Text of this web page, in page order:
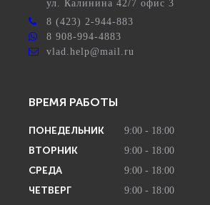
ул. Калинина 42/7 офис 3
8 (423) 2-944-883
8 908-994-4883
vlad.help@mail.ru
ВРЕМЯ РАБОТЫ
ПОНЕДЕЛЬНИК 9:00 - 18:00
ВТОРНИК 9:00 - 18:00
СРЕДА 9:00 - 18:00
ЧЕТВЕРГ 9:00 - 18:00